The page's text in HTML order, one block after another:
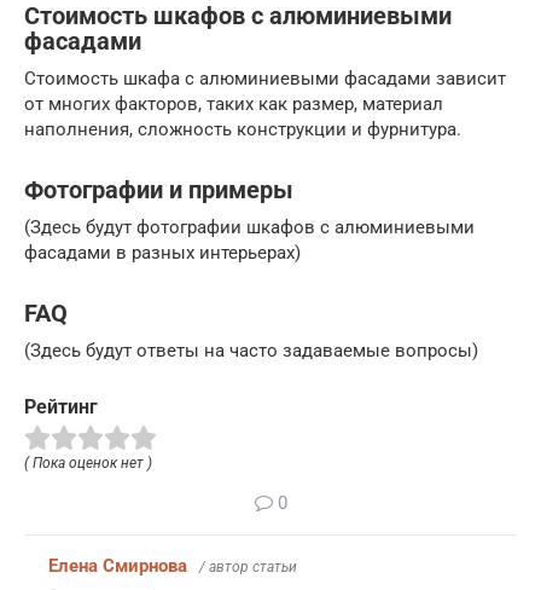
Стоимость шкафов с алюминиевыми
фасадами
Стоимость шкафа с алюминиевыми фасадами зависит
от многих факторов, таких как размер, материал
наполнения, сложность конструкции и фурнитура.
Фотографии и примеры
(Здесь будут фотографии шкафов с алюминиевыми
фасадами в разных интерьерах)
FAQ
(Здесь будут ответы на часто задаваемые вопросы)
Рейтинг
( Пока оценок нет )
0
Елена Смирнова / автор статьи